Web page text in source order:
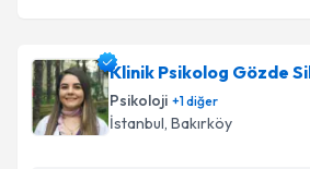
Klinik Psikolog Gözde
Psikoloji +1diğer
İstanbul, Bakırköy